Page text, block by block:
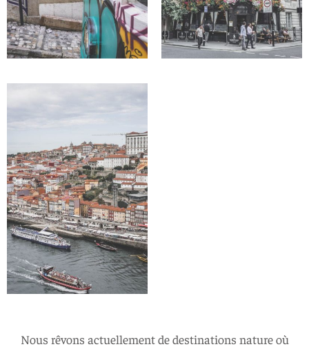
Nous rêvons actuellement de destinations nature où